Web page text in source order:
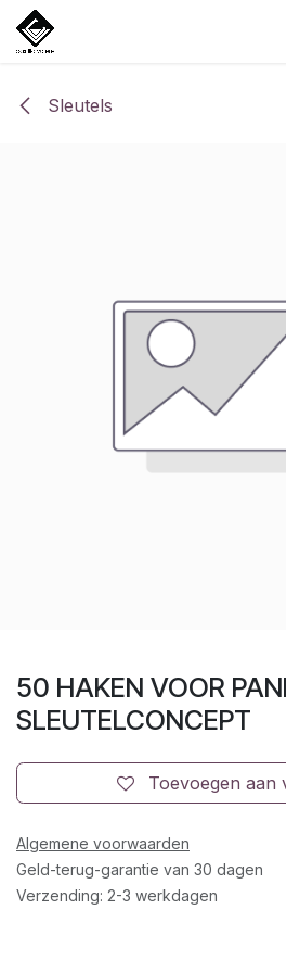
Overslaan naar inhoud
Sleutels
50 HAKEN VOOR
SLEUTELCONCEPT
Toevoegen aan
Algemene voorwaarden
Geld-terug-garantie van 30 dagen
Verzending: 2-3 werkdagen